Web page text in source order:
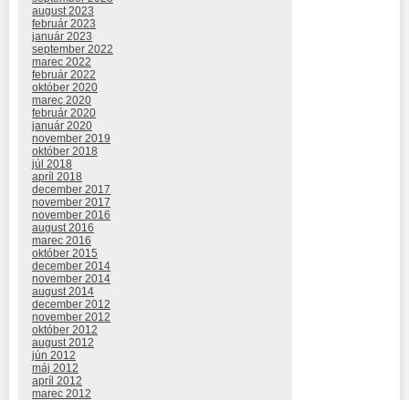
august 2023
február 2023
január 2023
september 2022
marec 2022
február 2022
október 2020
marec 2020
február 2020
január 2020
november 2019
október 2018
júl 2018
apríl 2018
december 2017
november 2017
november 2016
august 2016
marec 2016
október 2015
december 2014
november 2014
august 2014
december 2012
november 2012
október 2012
august 2012
jún 2012
máj 2012
apríl 2012
marec 2012